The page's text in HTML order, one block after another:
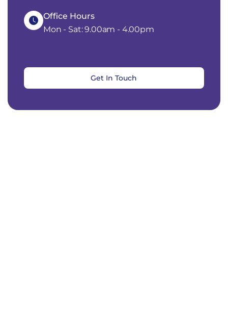
Office Hours
Mon - Sat: 9.00am - 4.00pm